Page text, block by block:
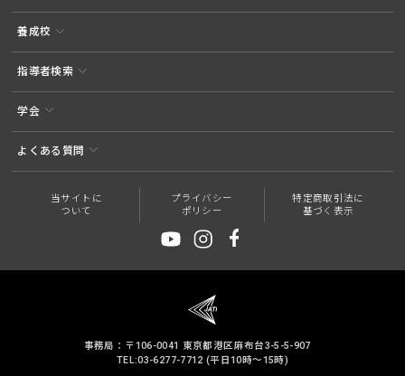
養成校
指導者検索
学会
よくある質問
当サイトに
ついて
プライバシー
ポリシー
特定商取引法に
基づく表示
事務局：〒106-0041 東京都港区麻布台3-5-5-907
TEL:03-6277-7712 (平日10時～15時)